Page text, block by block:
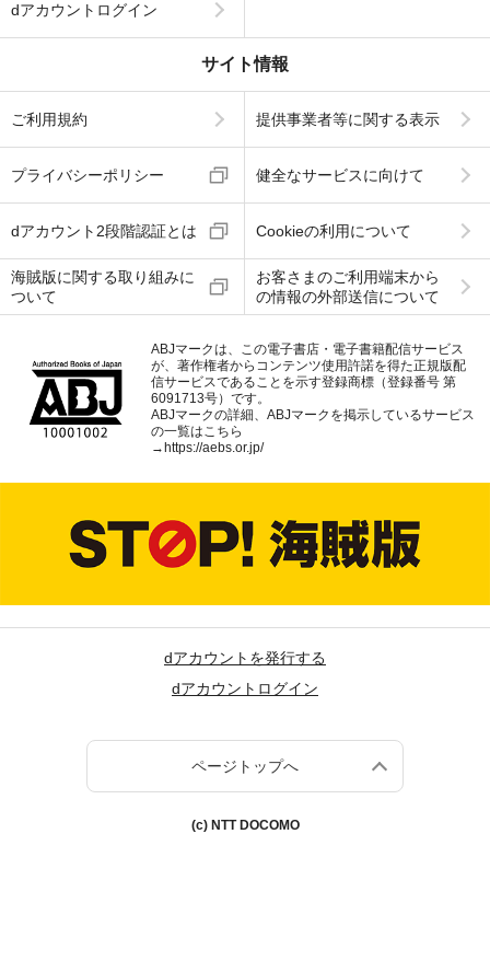
dアカウントログイン
サイト情報
ご利用規約 提供事業者等に関する表示
プライバシーポリシー 健全なサービスに向けて
dアカウント2段階認証とは Cookieの利用について
海賊版に関する取り組みに
ついて
お客さまのご利用端末から
の情報の外部送信について
ABJマークは、この電子書店・電子書籍配信サービス
が、著作権者からコンテンツ使用許諾を得た正規版配
信サービスであることを示す登録商標（登録番号 第
6091713号）です。
ABJマークの詳細、ABJマークを掲示しているサービス
の一覧はこちら
→ https://aebs.or.jp/
dアカウントを発行する
dアカウントログイン
ページトップへ
(c) NTT DOCOMO